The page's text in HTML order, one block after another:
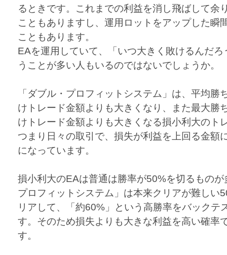
るときです。これまでの利益を消し飛ばして余
こともありますし、運用ロットをアップした瞬
こともあります。
EAを運用していて、「いつ大きく敗けるんだ
うことが多い人もいるのではないでしょうか。
「ダブル・プロフィットシステム」は、平均勝
けトレード金額よりも大きくなり、また最大勝
けトレード金額よりも大きくなる損小利大のト
つまり日々の取引で、損失が利益を上回る金額
になっています。
損小利大のEAは普通は勝率が50%を切るもの
プロフィットシステム」は本来クリアが難しい
リアして、「約60%」という高勝率をバックテ
す。そのため損失よりも大きな利益を高い確率
す。